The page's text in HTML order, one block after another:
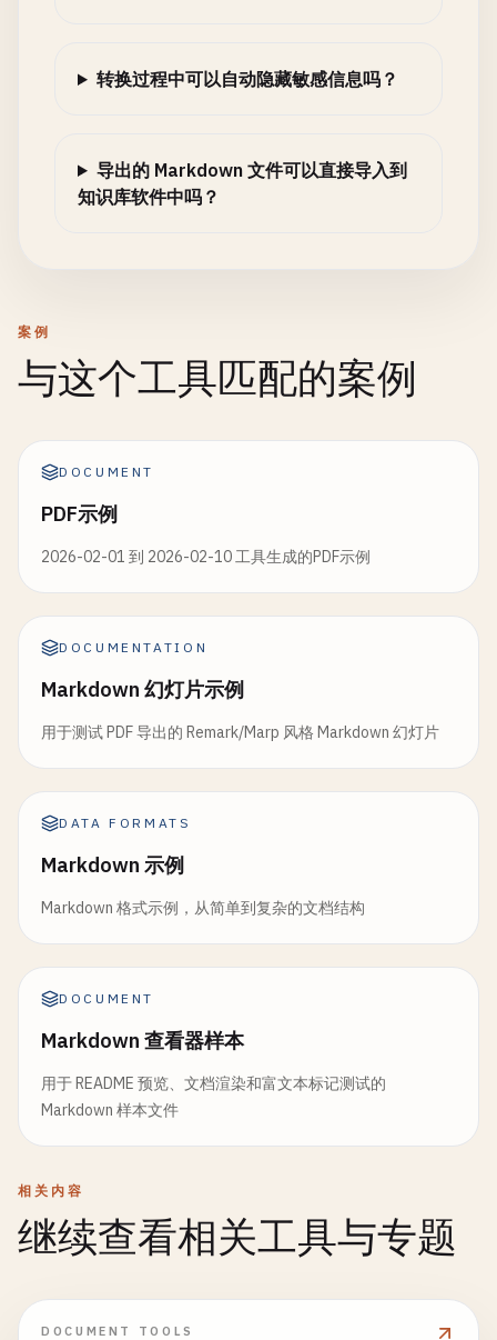
转换过程中可以自动隐藏敏感信息吗？
导出的 Markdown 文件可以直接导入到
知识库软件中吗？
案例
与这个工具匹配的案例
DOCUMENT
PDF示例
2026-02-01 到 2026-02-10 工具生成的PDF示例
DOCUMENTATION
Markdown 幻灯片示例
用于测试 PDF 导出的 Remark/Marp 风格 Markdown 幻灯片
DATA FORMATS
Markdown 示例
Markdown 格式示例，从简单到复杂的文档结构
DOCUMENT
Markdown 查看器样本
用于 README 预览、文档渲染和富文本标记测试的
Markdown 样本文件
相关内容
继续查看相关工具与专题
DOCUMENT TOOLS